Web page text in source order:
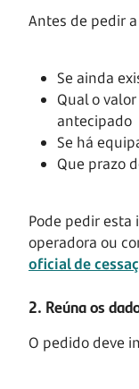
Antes de pedir
Se ainda
Qual o
antecipado
Se há
Que prazo
Pode pedir
operadora ou
oficial de
2. Reúna os
O pedido deve